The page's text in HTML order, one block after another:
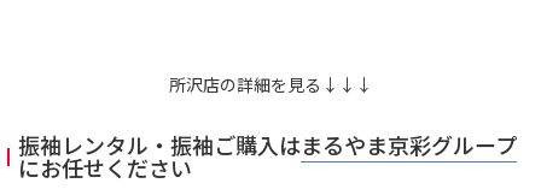
所沢店の詳細を見る↓↓↓
振袖レンタル・振袖ご購入はまるやま京彩グループ
にお任せください